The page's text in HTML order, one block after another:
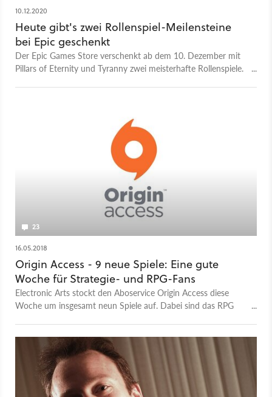
10.12.2020
Heute gibt's zwei Rollenspiel-Meilensteine
bei Epic geschenkt
Der Epic Games Store verschenkt ab dem 10. Dezember mit
Pillars of Eternity und Tyranny zwei meisterhafte Rollenspiele.
23
16.05.2018
Origin Access - 9 neue Spiele: Eine gute
Woche für Strategie- und RPG-Fans
Electronic Arts stockt den Aboservice Origin Access diese
Woche um insgesamt neun Spiele auf. Dabei sind das RPG